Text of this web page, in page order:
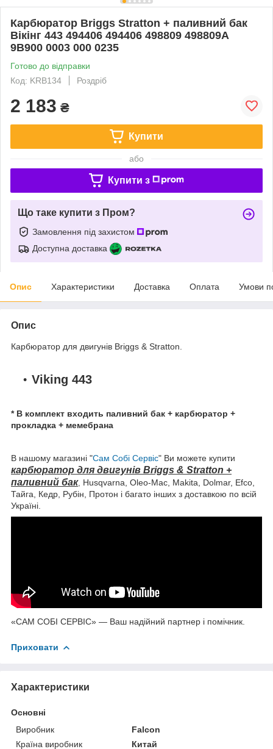
Карбюратор Briggs Stratton + паливний бак
Вікінг 443 494406 494406 498809 498809A
9B900 0003 000 0235
Готово до відправки
Код: KRB134
Роздріб
2 183 ₴
Купити
або
Купити з
Що таке купити з Пром?
Замовлення під захистом
Доступна доставка
Опис Характеристики Доставка Оплата Умови
Опис
Карбюратор для двигунів Briggs & Stratton.
Viking 443
* В комплект входить паливний бак + карбюратор +
прокладка + мемебрана
В нашому магазині "Сам Собі Сервіс" Ви можете купити
карбюратор для двигунів Briggs & Stratton +
паливний бак, Husqvarna, Oleo-Mac, Makita, Dolmar, Efco,
Тайга, Кедр, Рубін, Протон і багато інших з доставкою по всій
Україні.
«САМ СОБІ СЕРВІС» — Ваш надійний партнер і помічник.
Приховати
Характеристики
Основні
Виробник
Falcon
Країна виробник
Китай